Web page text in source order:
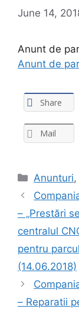
June 14,
Anunt de
Anunt de
Share
Mail
Anunturi
– „Prestări
centralul
pentru
(14.06.2018)
– Reparatii